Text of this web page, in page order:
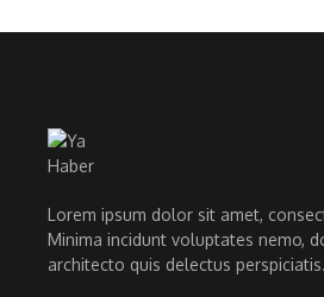
Lorem ipsum dolor sit amet,
Minima incidunt voluptates nemo,
architecto quis delectus perspiciatis.